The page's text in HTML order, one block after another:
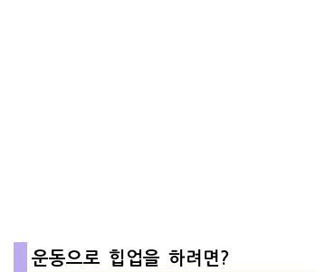
운동으로 힙업을 하려면?